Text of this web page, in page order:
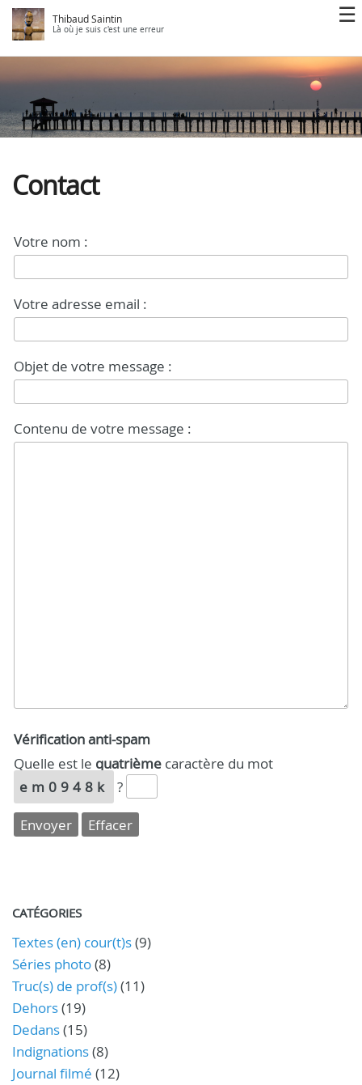
Thibaud Saintin
Là où je suis c'est une erreur
Contact
Votre nom :
Votre adresse email :
Objet de votre message :
Contenu de votre message :
Vérification anti-spam
Quelle est le quatrième caractère du mot
em0948k
?
CATÉGORIES
Textes (en) cour(t)s(9)
Séries photo(8)
Truc(s) de prof(s)(11)
Dehors(19)
Dedans(15)
Indignations(8)
Journal filmé (12)